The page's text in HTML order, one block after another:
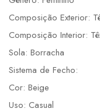
Composição Exterior:
Composição Interior:
Sola: Borracha
Sistema de Fecho:
Cor: Beige
Uso: Casual